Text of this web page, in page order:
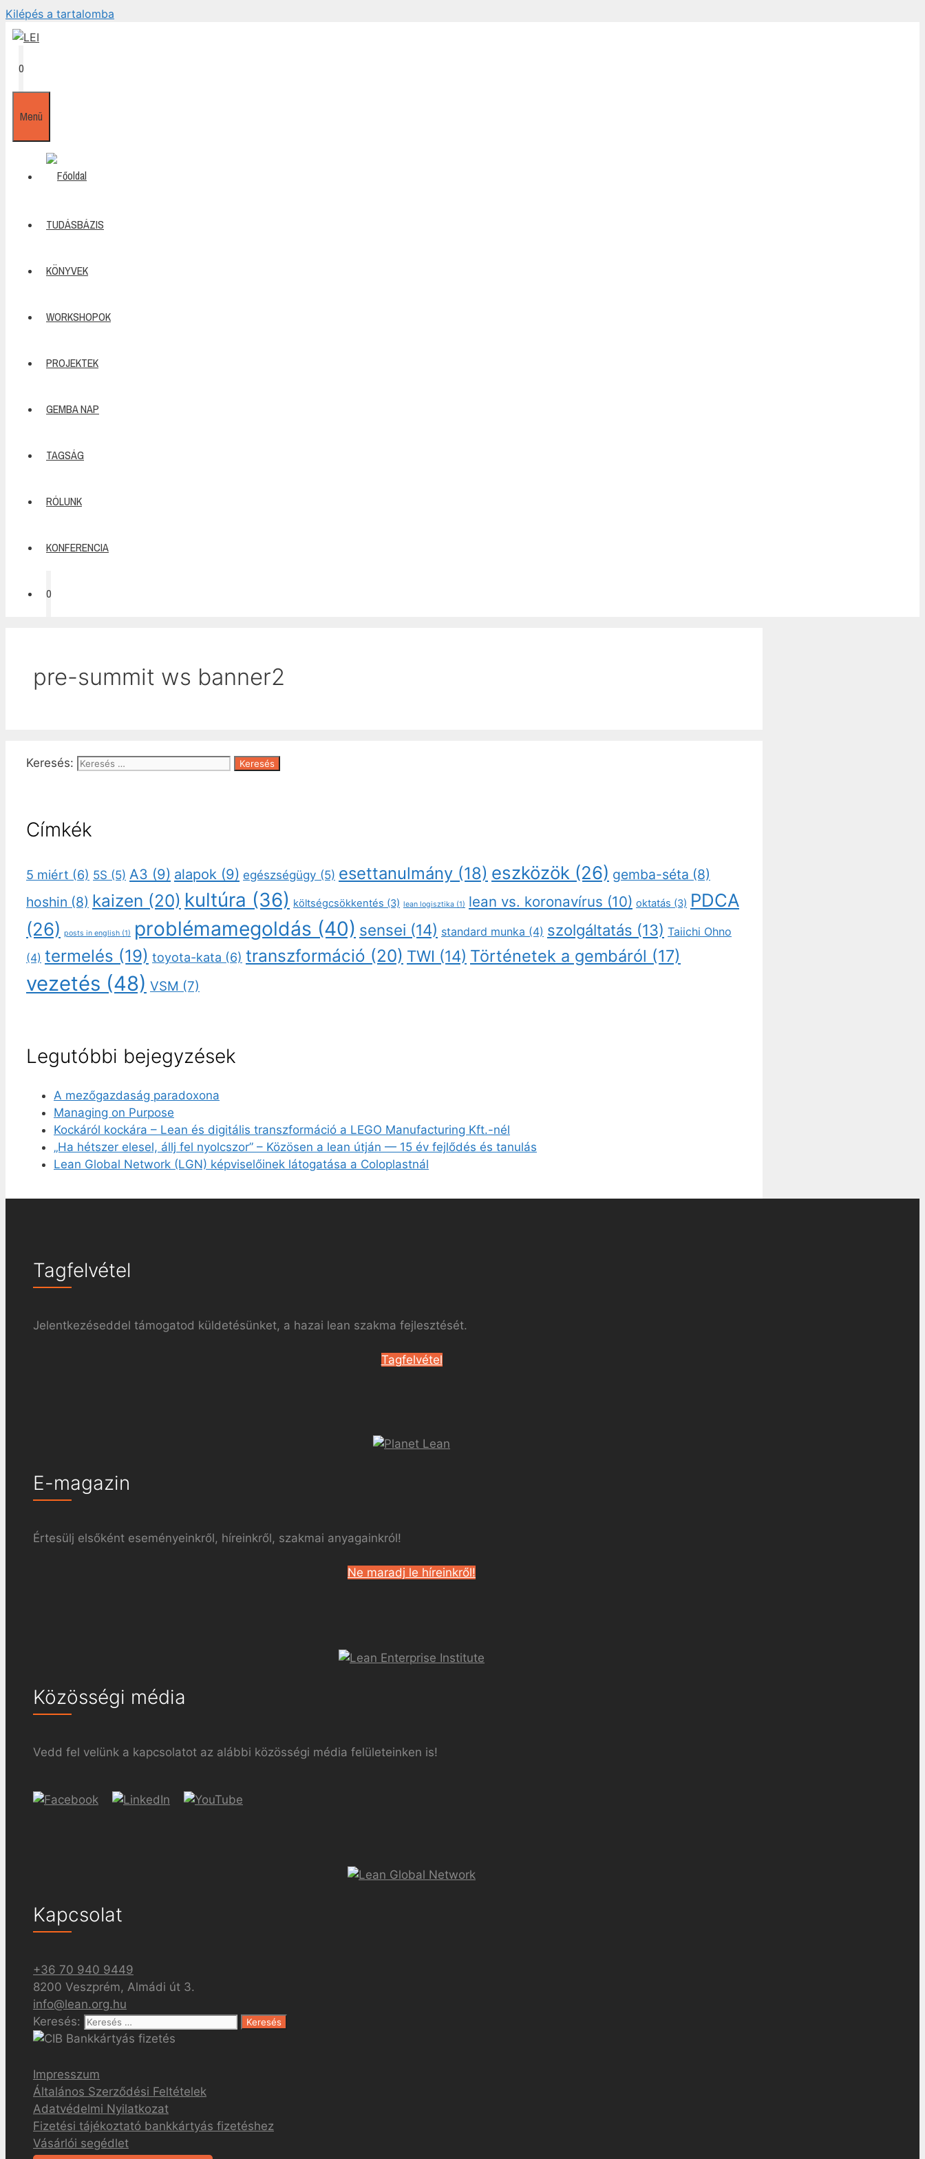
Kilépés a tartalomba
0
Menü
TUDÁSBÁZIS
KÖNYVEK
WORKSHOPOK
PROJEKTEK
GEMBA NAP
TAGSÁG
RÓLUNK
KONFERENCIA
0
pre-summit ws banner2
Keresés:
Címkék
5 miért (6) 5S (5) A3 (9) alapok (9) egészségügy (5) esettanulmány (18) eszközök (26) gemba-séta (8)
hoshin (8) kaizen (20) kultúra (36) költségcsökkentés (3) lean logisztika (1) lean vs. koronavírus (10) oktatás (3) PDCA
(26) posts in english (1) problémamegoldás (40) sensei (14) standard munka (4) szolgáltatás (13) Taiichi Ohno
(4) termelés (19) toyota-kata (6) transzformáció (20) TWI (14) Történetek a gembáról (17)
vezetés (48) VSM (7)
Legutóbbi bejegyzések
A mezőgazdaság paradoxona
Managing on Purpose
Kockáról kockára – Lean és digitális transzformáció a LEGO Manufacturing Kft.-nél
„Ha hétszer elesel, állj fel nyolcszor” – Közösen a lean útján — 15 év fejlődés és tanulás
Lean Global Network (LGN) képviselőinek látogatása a Coloplastnál
Tagfelvétel
Jelentkezéseddel támogatod küldetésünket, a hazai lean szakma fejlesztését.
Tagfelvétel
E-magazin
Értesülj elsőként eseményeinkről, híreinkről, szakmai anyagainkról!
Ne maradj le híreinkről!
Közösségi média
Vedd fel velünk a kapcsolatot az alábbi közösségi média felületeinken is!
Kapcsolat
+36 70 940 9449
8200 Veszprém, Almádi út 3.
info@lean.org.hu
Keresés:
Impresszum
Általános Szerződési Feltételek
Adatvédelmi Nyilatkozat
Fizetési tájékoztató bankkártyás fizetéshez
Vásárlói segédlet